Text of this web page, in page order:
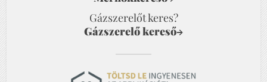
Gázszerelőt keres?
Gázszerelő kereső→